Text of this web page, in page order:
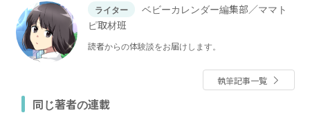
ライター
ベビーカレンダー編集部／ママト
ピ取材班
読者からの体験談をお届けします。
執筆記事一覧
同じ著者の連載